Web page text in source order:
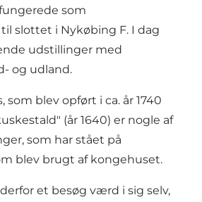
som
slottet i Nykøbing F. I dag
udstillinger med
og udland.
som blev opført i ca. år 1740
(år 1640) er nogle af
som har stået på
blev brugt af kongehuset.
et besøg værd i sig selv,